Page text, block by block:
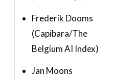
Frederik Dooms
(Capibara/The
Belgium AI Index)
Jan Moons